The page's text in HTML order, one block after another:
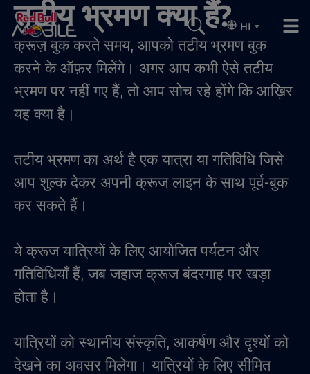
HI ▾
तटीय भ्रमण क्या हैं?
क्रूज़ बुक करते समय, आपको तटीय भ्रमण बुक
करने के ऑफ़र मिलेंगे। अगर आप कभी ऐसे तटीय
भ्रमण पर नहीं गए हैं, तो आप सोच रहे होंगे कि आख़िर
यह क्या है।
तटीय भ्रमण का अर्थ है एक यात्रा या गतिविधि जिसे
आप शुल्क देकर अपनी क्रूज लाइन के साथ पूर्व-बुक
कर सकते हैं।
ये क्रूज यात्रियों के लिए आयोजित पर्यटन और
गतिविधियाँ हैं, जब जहाज क्रूज बंदरगाह पर खड़ा
होता है।
यात्रियों को स्थानीय संस्कृति, आकर्षण और दृश्यों को
देखने का अवसर मिलेगा। यात्रियों के लिए सीमित